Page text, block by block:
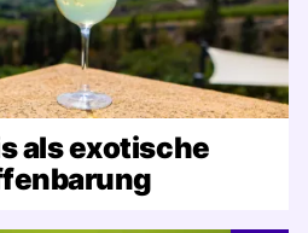
als exotische